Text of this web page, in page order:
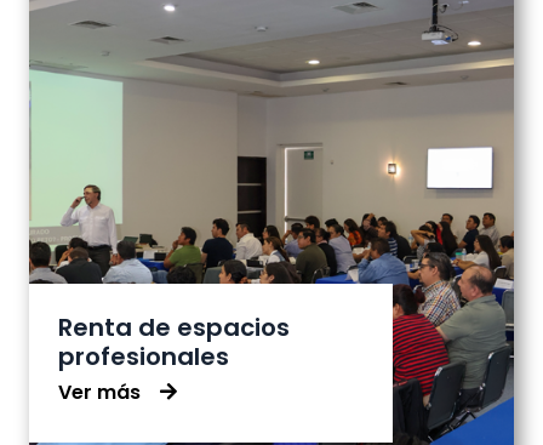
Renta de espacios
profesionales
Ver más